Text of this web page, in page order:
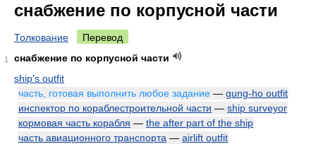
снабжение по корпусной части
Толкование Перевод
1
снабжение по корпусной части
ship's outfit
часть, готовая выполнить любое задание — gung-ho outfit
инспектор по кораблестроительной части — ship surveyor
кормовая часть корабля — the after part of the ship
часть авиационного транспорта — airlift outfit